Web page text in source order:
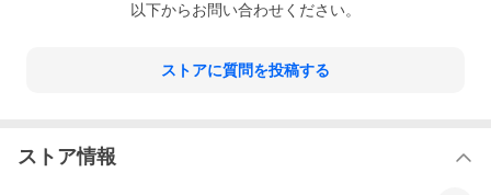
以下からお問い合わせください。
ストアに質問を投稿する
ストア情報